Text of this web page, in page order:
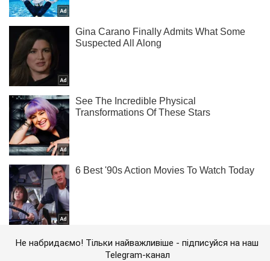
Не набридаємо! Тільки найважливіше - підписуйся на наш
Telegram-канал